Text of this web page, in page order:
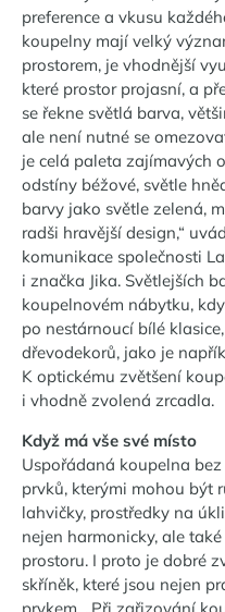
preference a vkusu
koupelny mají velký
prostorem, je vhodnější
které prostor projasní, a
se řekne světlá barva,
ale není nutné se
je celá paleta zajímavých
odstíny béžové, světle
barvy jako světle zelená,
radši hravější design,“
komunikace společnosti
i značka Jika. Světlejších
koupelnovém nábytku,
po nestárnoucí bílé
dřevodekorů, jako je
K optickému zvětšení
i vhodně zvolená zrcadla.
Když má vše své místo
Uspořádaná koupelna
prvků, kterými mohou být
lahvičky, prostředky na
nejen harmonicky, ale
prostoru. I proto je dobré
skříněk, které jsou nejen